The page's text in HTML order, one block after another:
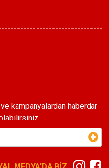
kampanyalardan haberdar